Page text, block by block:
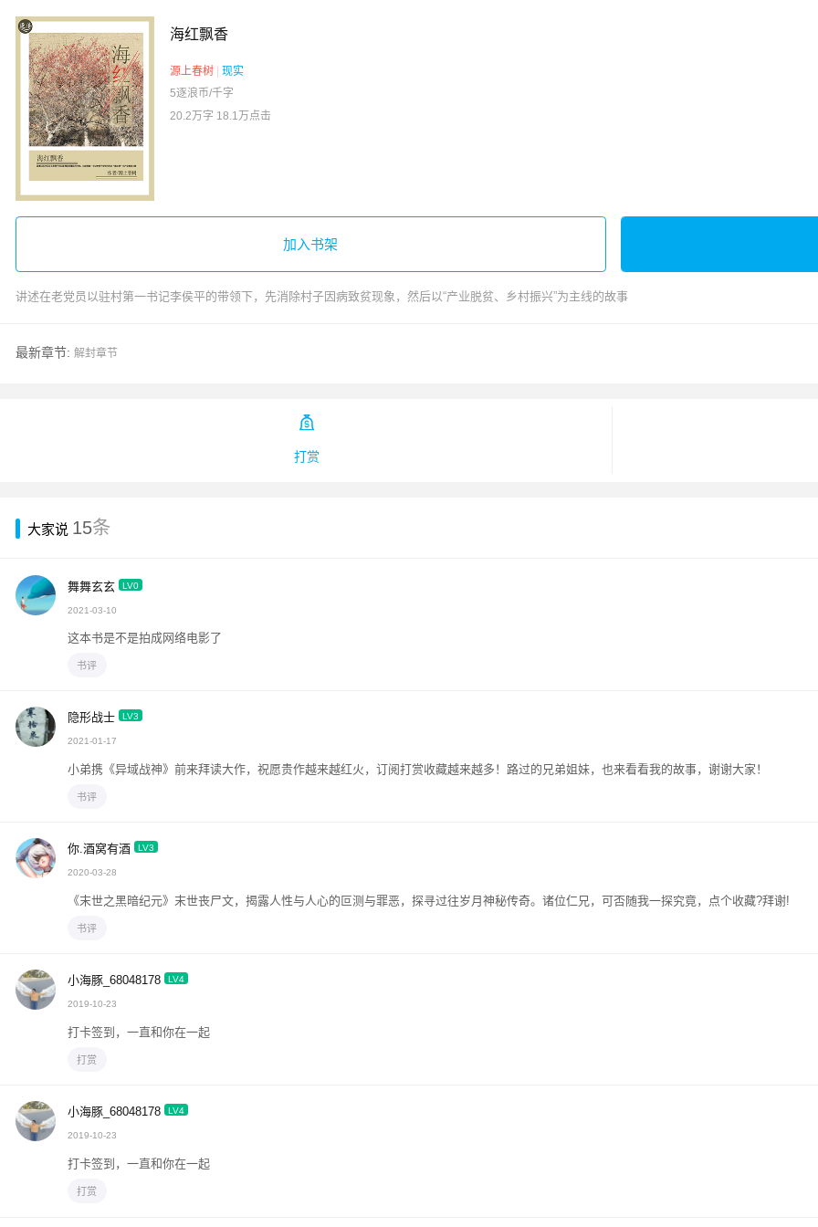
海红飘香
源上春树 | 现实
5逐浪币/千字
20.2万字 18.1万点击
加入书架
讲述在老党员以驻村第一书记李侯平的带领下，先消除村子因病致贫现象，然后以“产业脱贫、乡村振兴”为主线的故事
最新章节: 解封章节

打赏
大家说 15条
舞舞玄玄 LV0
2021-03-10
这本书是不是拍成网络电影了
书评
隐形战士 LV3
2021-01-17
小弟携《异域战神》前来拜读大作，祝愿贵作越来越红火，订阅打赏收藏越来越多！路过的兄弟姐妹，也来看看我的故事，谢谢
书评
你.酒窝有酒 LV3
2020-03-28
《末世之黑暗纪元》末世丧尸文，揭露人性与人心的叵测与罪恶，探寻过往岁月神秘传奇。诸位仁兄，可否随我一探究竟，点个收藏?拜谢!
书评
小海豚_68048178 LV4
2019-10-23
打卡签到，一直和你在一起
打赏
小海豚_68048178 LV4
2019-10-23
打卡签到，一直和你在一起
打赏